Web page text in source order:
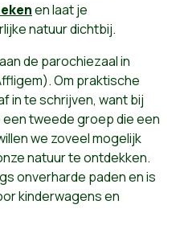
en laat je
natuur dichtbij.
de parochiezaal in
Om praktische
in te schrijven, want bij
tweede groep die een
we zoveel mogelijk
natuur te ontdekken.
onverharde paden en is
kinderwagens en